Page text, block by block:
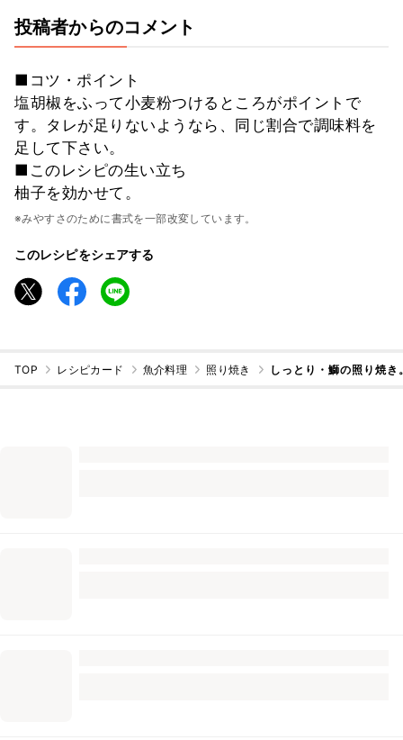
投稿者からのコメント
■コツ・ポイント
塩胡椒をふって小麦粉つけるところがポイントで
す。タレが足りないようなら、同じ割合で調味料を
足して下さい。
■このレシピの生い立ち
柚子を効かせて。
※みやすさのために書式を一部改変しています。
このレシピをシェアする
TOP レシピカード 魚介料理 照り焼き しっとり・鰤の照り焼き